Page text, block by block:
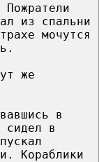
из спальни
мочутся
же
в
сидел в
Кораблики